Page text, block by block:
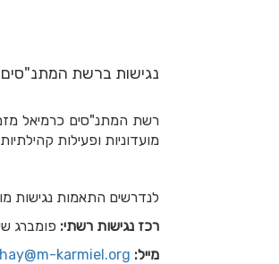
נגישות ברשת
רשת המתנ"סים כרמיאל
מועדוניות ופעילות
לנדרשים התאמות נגישות
רכז נגישות רשתי: פומברג
מייל: karmiel.org